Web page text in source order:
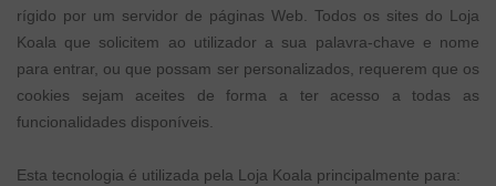
rígido por um servidor de páginas Web. Todos os sites do Loja
Koala que solicitem ao utilizador a sua palavra-chave e nome
para entrar, ou que possam ser personalizados, requerem que os
cookies sejam aceites de forma a ter acesso a todas as
funcionalidades disponíveis.
Esta tecnologia é utilizada pela Loja Koala principalmente para: